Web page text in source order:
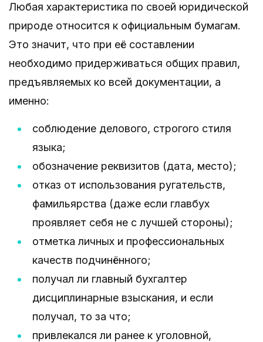
Любая характеристика по своей юридической
природе относится к официальным бумагам.
Это значит, что при её составлении
необходимо придерживаться общих правил,
предъявляемых ко всей документации, а
именно:
соблюдение делового, строгого стиля
языка;
обозначение реквизитов (дата, место);
отказ от использования ругательств,
фамильярства (даже если главбух
проявляет себя не с лучшей стороны);
отметка личных и профессиональных
качеств подчинённого;
получал ли главный бухгалтер
дисциплинарные взыскания, и если
получал, то за что;
привлекался ли ранее к уголовной,